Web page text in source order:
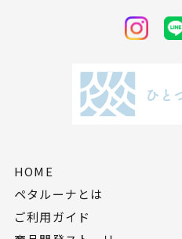
HOME
ペタルーナとは
ご利用ガイド